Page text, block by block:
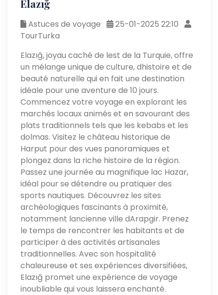
Elazığ
Astuces de voyage
25-01-2025 22:10
TourTurka
Elazığ, joyau caché de lest de la Turquie, offre
un mélange unique de culture, dhistoire et de
beauté naturelle qui en fait une destination
idéale pour une aventure de 10 jours.
Commencez votre voyage en explorant les
marchés locaux animés et en savourant des
plats traditionnels tels que les kebabs et les
dolmas. Visitez le château historique de
Harput pour des vues panoramiques et
plongez dans la riche histoire de la région.
Passez une journée au magnifique lac Hazar,
idéal pour se détendre ou pratiquer des
sports nautiques. Découvrez les sites
archéologiques fascinants à proximité,
notamment lancienne ville dArapgir. Prenez
le temps de rencontrer les habitants et de
participer à des activités artisanales
traditionnelles. Avec son hospitalité
chaleureuse et ses expériences diversifiées,
Elazığ promet une expérience de voyage
inoubliable qui vous laissera enchanté.